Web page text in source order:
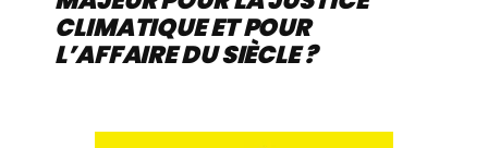
CLIMATIQUE ET POUR
L’AFFAIRE DU SIÈCLE ?